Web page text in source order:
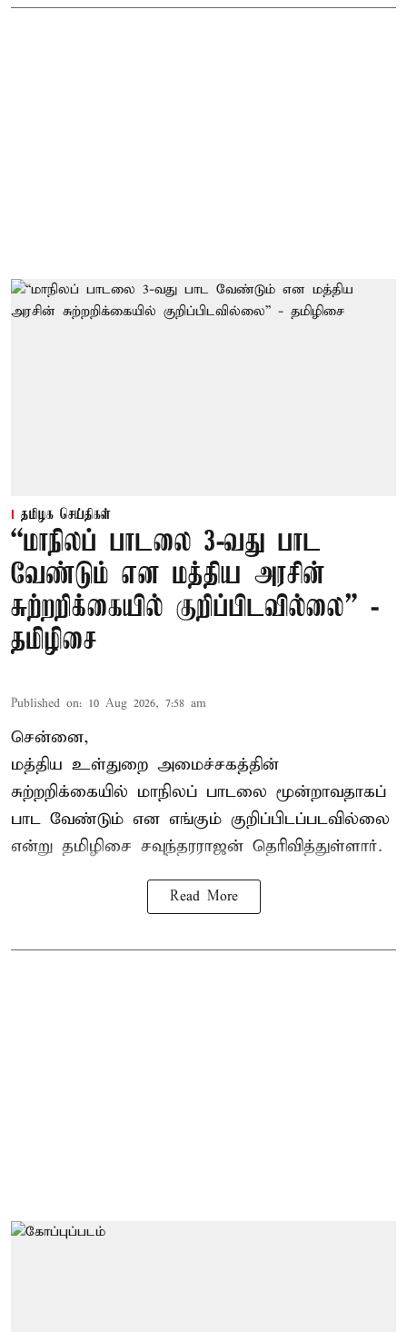
தமிழக செய்திகள்
“மாநிலப் பாடலை 3-வது பாட
வேண்டும் என மத்திய அரசின்
சுற்றறிக்கையில் குறிப்பிடவில்லை” -
தமிழிசை
Published on: 10 Aug 2026, 7:58 am
சென்னை,
மத்திய உள்துறை அமைச்சகத்தின்
சுற்றறிக்கையில் மாநிலப் பாடலை மூன்றாவதாகப்
பாட வேண்டும் என எங்கும் குறிப்பிடப்படவில்லை
என்று தமிழிசை சவுந்தரராஜன் தெரிவித்துள்ளார்.
Read More